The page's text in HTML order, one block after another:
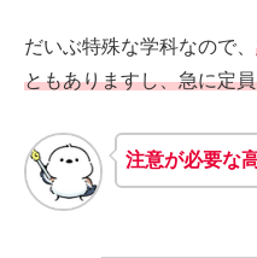
だいぶ特殊な学科なので、
ともありますし、急に定
注意が必要な